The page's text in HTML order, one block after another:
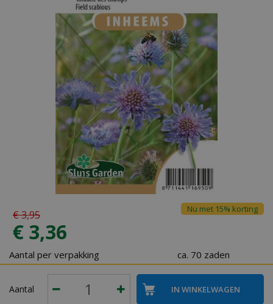
€3,95
€ 3,36
Nu met 15% korting
Aantal per verpakking ca. 70 zaden
Aantal